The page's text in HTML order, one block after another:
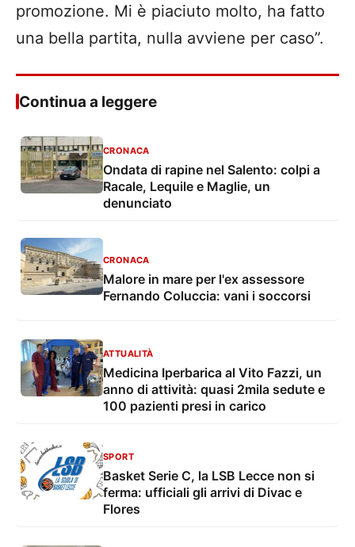
promozione. Mi è piaciuto molto, ha fatto
una bella partita, nulla avviene per caso”.
Continua a leggere
CRONACA
Ondata di rapine nel Salento: colpi a
Racale, Lequile e Maglie, un
denunciato
CRONACA
Malore in mare per l'ex assessore
Fernando Coluccia: vani i soccorsi
ATTUALITÀ
Medicina Iperbarica al Vito Fazzi, un
anno di attività: quasi 2mila sedute e
100 pazienti presi in carico
SPORT
Basket Serie C, la LSB Lecce non si
ferma: ufficiali gli arrivi di Divac e
Flores